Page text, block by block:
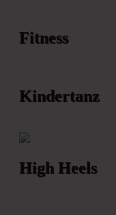
Fitness
Kindertanz
High Heels